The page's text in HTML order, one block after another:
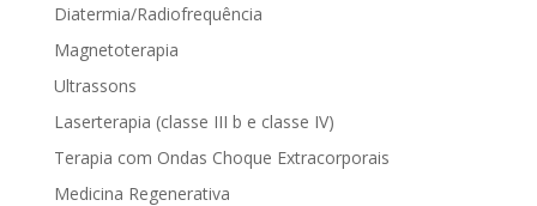
Diatermia/Radiofrequência
Magnetoterapia
Ultrassons
Laserterapia (classe III b e classe IV)
Terapia com Ondas Choque Extracorporais
Medicina Regenerativa